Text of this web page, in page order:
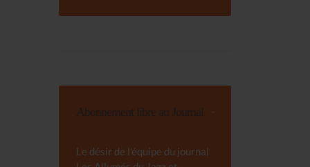
Abonnement libre au Journal
Le désir de l'équipe du journal